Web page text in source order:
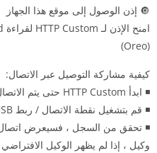
🔘 إذن الوصول إلى موقع هذا الجهاز
(Oreo)
كيفية مشاركة التوصيل عبر الاتصال:
◾️ ابدأ HTTP Custom حتى يتم الاتصال
◾️ قم بتشغيل نقطة الاتصال / ربط USB